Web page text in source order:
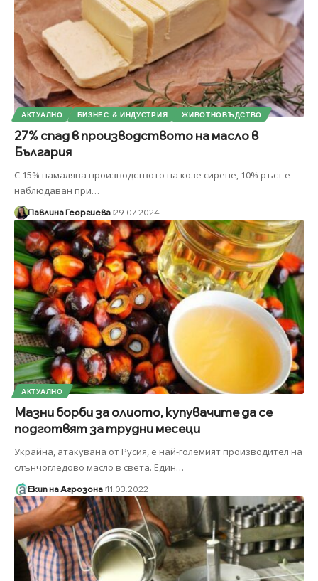
АКТУАЛНО БИЗНЕС & ИНДУСТРИЯ ЖИВОТНОВЪДСТВО
27% спад в производството на масло в
България
С 15% намалява производството на козе сирене, 10% ръст е
наблюдаван при…
Павлина Георгиева 29.07.2024
АКТУАЛНО
Мазни борби за олиото, купувачите да се
подготвят за трудни месеци
Украйна, атакувана от Русия, е най-големият производител на
слънчогледово масло в света. Един…
Екип на Агрозона 11.03.2022